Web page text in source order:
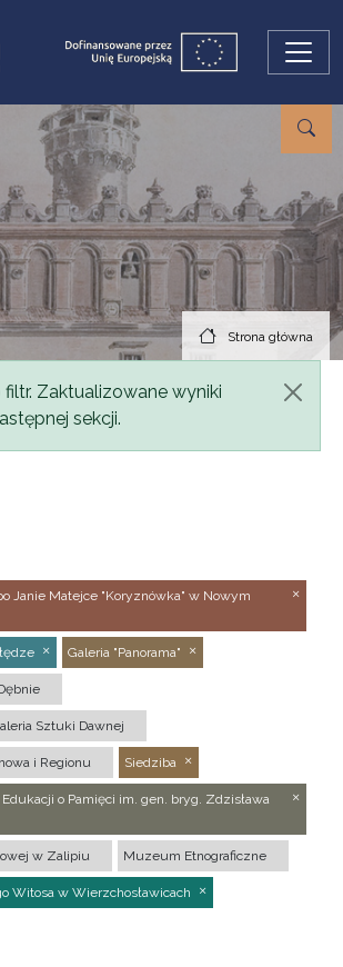
Strona główna
Zaktualizowane wyniki
sekcji.
Janie Matejce "Koryznówka" w Nowym
Galeria "Panorama"
Sztuki Dawnej
i Regionu Siedziba
o Pamięci im. gen. bryg. Zdzisława
w Zalipiu Muzeum Etnograficzne
Witosa w Wierzchosławicach